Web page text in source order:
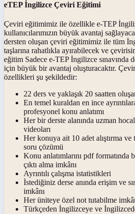
eTEP İngilizce Çeviri Eğitimi
Çeviri eğitimimiz ile özellikle e-TEP
kullanıcılarımızın büyük avantaj
dersten oluşan çeviri eğitimimiz ile tüm
taşlarına rahatlıkla ayırabilecek ve
eğitim Sadece e-TEP İngilizce sınavında
için büyük bir avantaj oluşturacaktır.
özellikleri şu şekildedir:
22 ders ve yaklaşık 20 saatten
En temel kuraldan en ince
profesyonel konu anlatımı
Her bir derste alanında uzman
videoları
Her konuya ait 10 adet alıştırma ve
soru çözümü
Konu anlatımlarını pdf formatında
çıktı alma imkânı
Ayrıntılı çalışma istatistikleri
İstediğiniz derse anında erişim ve
imkânı
Her üniteye özel not tutabilme
Türkçeden İngilizceye ve